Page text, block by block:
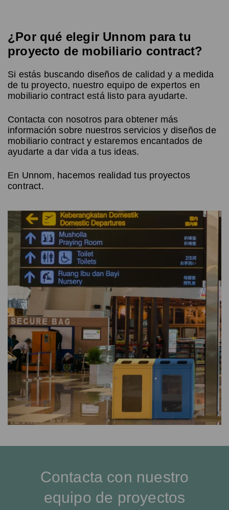
¿Por qué elegir Unnom para tu
proyecto de mobiliario contract?
Si estás buscando diseños de calidad y a medida
de tu proyecto, nuestro equipo de expertos en
mobiliario contract está listo para ayudarte.
Contacta con nosotros para obtener más
información sobre nuestros servicios y diseños de
mobiliario contract y estaremos encantados de
ayudarte a dar vida a tus ideas.
En Unnom, hacemos realidad tus proyectos
contract.
Contacta con nuestro
equipo de proyectos